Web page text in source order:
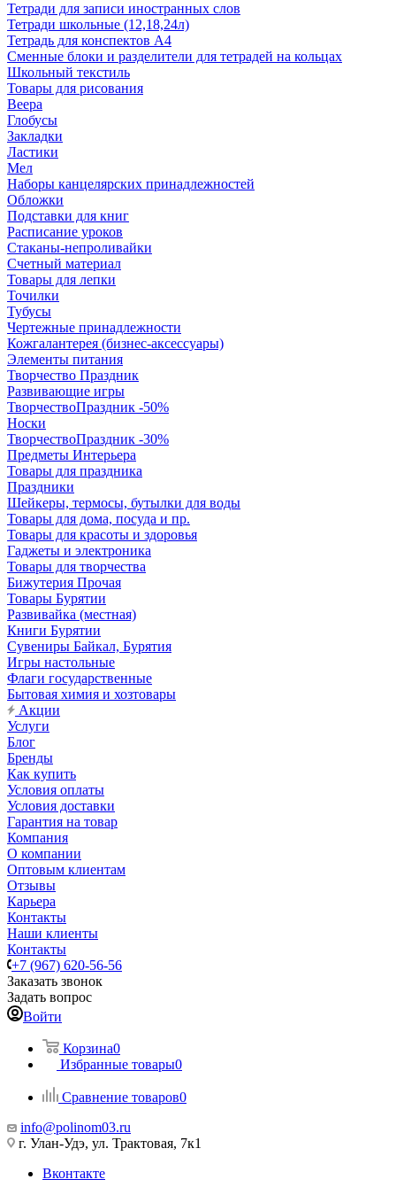
Тетради для записи иностранных слов
Тетради школьные (12,18,24л)
Тетрадь для конспектов А4
Сменные блоки и разделители для тетрадей на кольцах
Школьный текстиль
Товары для рисования
Веера
Глобусы
Закладки
Ластики
Мел
Наборы канцелярских принадлежностей
Обложки
Подставки для книг
Расписание уроков
Стаканы-непроливайки
Счетный материал
Товары для лепки
Точилки
Тубусы
Чертежные принадлежности
Кожгалантерея (бизнес-аксессуары)
Элементы питания
Творчество Праздник
Развивающие игры
ТворчествоПраздник -50%
Носки
ТворчествоПраздник -30%
Предметы Интерьера
Товары для праздника
Праздники
Шейкеры, термосы, бутылки для воды
Товары для дома, посуда и пр.
Товары для красоты и здоровья
Гаджеты и электроника
Товары для творчества
Бижутерия Прочая
Товары Бурятии
Развивайка (местная)
Книги Бурятии
Сувениры Байкал, Бурятия
Игры настольные
Флаги государственные
Бытовая химия и хозтовары
Акции
Услуги
Блог
Бренды
Как купить
Условия оплаты
Условия доставки
Гарантия на товар
Компания
О компании
Оптовым клиентам
Отзывы
Карьера
Контакты
Наши клиенты
Контакты
+7 (967) 620-56-56
Заказать звонок
Задать вопрос
Войти
Корзина0
Избранные товары0
Сравнение товаров0
info@polinom03.ru
г. Улан-Удэ, ул. Трактовая, 7к1
Вконтакте